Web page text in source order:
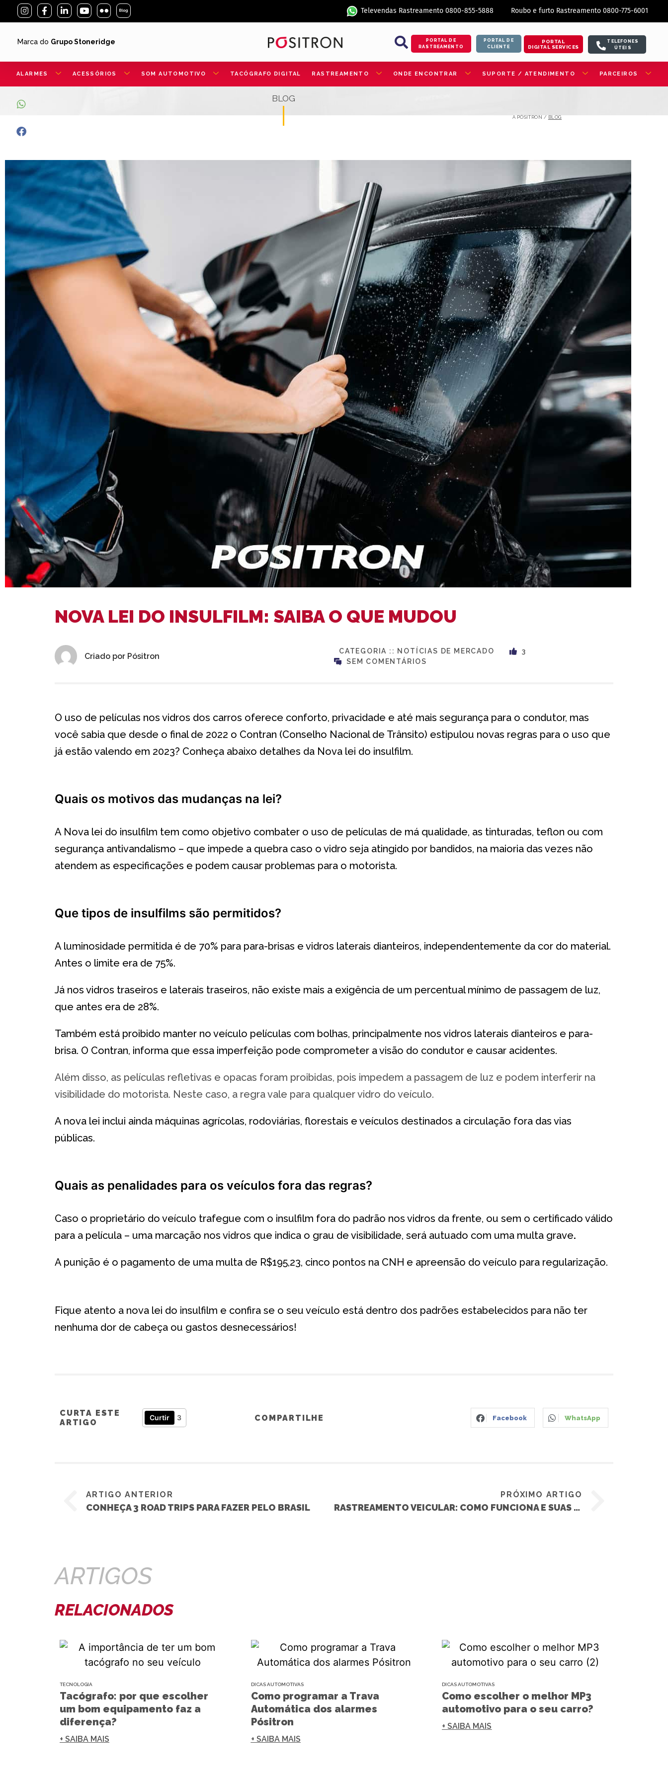
Televendas Rastreamento 0800-855-5888 Roubo e furto Rastreamento 0800-775-6001
Marca do Grupo Stoneridge
PORTAL DE
RASTREAMENTO
PORTAL DE
CLIENTE
PORTAL
DIGITAL SERVICES
TELEFONES
ÚTEIS
ALARMES ACESSÓRIOS SOM AUTOMOTIVO TACÓGRAFO DIGITAL RASTREAMENTO ONDE ENCONTRAR SUPORTE / ATENDIMENTO PARCEIROS
BLOG
A PÓSITRON /BLOG
NOVA LEI DO INSULFILM: SAIBA O QUE MUDOU
Criado por Pósitron
CATEGORIA :: NOTÍCIAS DE MERCADO
3
SEM COMENTÁRIOS
O uso de películas nos vidros dos carros oferece conforto, privacidade e até mais segurança para o condutor, mas
você sabia que desde o final de 2022 o Contran (Conselho Nacional de Trânsito) estipulou novas regras para o uso que
já estão valendo em 2023? Conheça abaixo detalhes da Nova lei do insulfilm.
Quais os motivos das mudanças na lei?
A Nova lei do insulfilm tem como objetivo combater o uso de películas de má qualidade, as tinturadas, teflon ou com
segurança antivandalismo – que impede a quebra caso o vidro seja atingido por bandidos, na maioria das vezes não
atendem as especificações e podem causar problemas para o motorista.
Que tipos de insulfilms são permitidos?
A luminosidade permitida é de 70% para para-brisas e vidros laterais dianteiros, independentemente da cor do material.
Antes o limite era de 75%.
Já nos vidros traseiros e laterais traseiros, não existe mais a exigência de um percentual mínimo de passagem de luz,
que antes era de 28%.
Também está proibido manter no veículo películas com bolhas, principalmente nos vidros laterais dianteiros e para-
brisa. O Contran, informa que essa imperfeição pode comprometer a visão do condutor e causar acidentes.
Além disso, as películas refletivas e opacas foram proibidas, pois impedem a passagem de luz e podem interferir na
visibilidade do motorista. Neste caso, a regra vale para qualquer vidro do veículo.
A nova lei inclui ainda máquinas agrícolas, rodoviárias, florestais e veículos destinados a circulação fora das vias
públicas.
Quais as penalidades para os veículos fora das regras?
Caso o proprietário do veículo trafegue com o insulfilm fora do padrão nos vidros da frente, ou sem o certificado válido
para a película – uma marcação nos vidros que indica o grau de visibilidade, será autuado com uma multa grave.
A punição é o pagamento de uma multa de R$195,23, cinco pontos na CNH e apreensão do veículo para regularização.
Fique atento a nova lei do insulfilm e confira se o seu veículo está dentro dos padrões estabelecidos para não ter
nenhuma dor de cabeça ou gastos desnecessários!
CURTA ESTE
ARTIGO
Curtir 3 COMPARTILHE Facebook WhatsApp
ARTIGO ANTERIOR
CONHEÇA 3 ROAD TRIPS PARA FAZER PELO BRASIL
PRÓXIMO ARTIGO
RASTREAMENTO VEICULAR: COMO FUNCIONA E SUAS FUNÇÕES
ARTIGOS
RELACIONADOS
TECNOLOGIA
Tacógrafo: por que escolher
um bom equipamento faz a
diferença?
+ SAIBA MAIS
DICAS AUTOMOTIVAS
Como programar a Trava
Automática dos alarmes
Pósitron
+ SAIBA MAIS
DICAS AUTOMOTIVAS
Como escolher o melhor MP3
automotivo para o seu carro?
+ SAIBA MAIS